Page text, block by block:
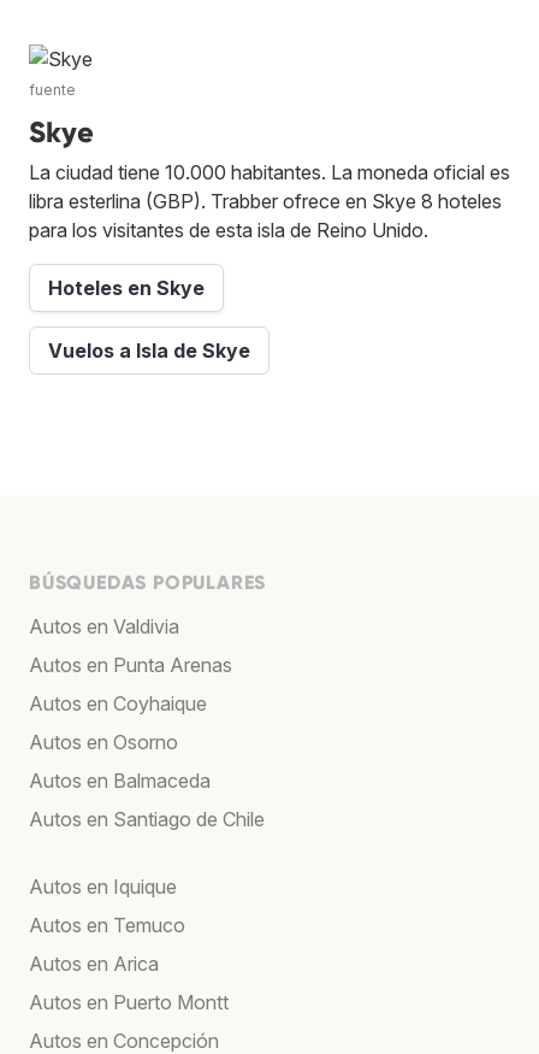
fuente
Skye
La ciudad tiene 10.000 habitantes. La moneda oficial es
libra esterlina (GBP). Trabber ofrece en Skye 8 hoteles
para los visitantes de esta isla de Reino Unido.
Hoteles en Skye
Vuelos a Isla de Skye
BÚSQUEDAS POPULARES
Autos en Valdivia
Autos en Punta Arenas
Autos en Coyhaique
Autos en Osorno
Autos en Balmaceda
Autos en Santiago de Chile
Autos en Iquique
Autos en Temuco
Autos en Arica
Autos en Puerto Montt
Autos en Concepción